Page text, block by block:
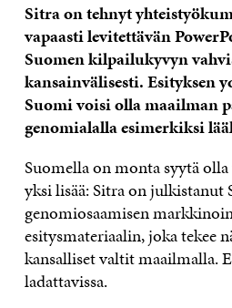
Sitra on tehnyt
vapaasti levitettävän
Suomen kilpailukyvyn
kansainvälisesti. Esityksen
Suomi voisi olla maailman
genomialalla esimerkiksi
Suomella on monta syytä
yksi lisää: Sitra on julkistanut
genomiosaamisen
esitysmateriaalin, joka tekee
kansalliset valtit maailmalla.
ladattavissa.